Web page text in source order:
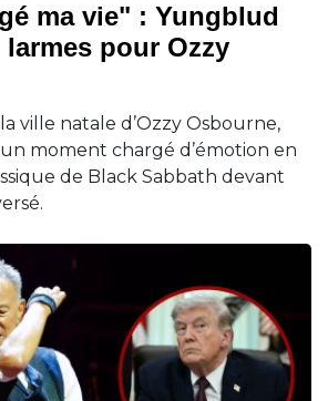
ma vie" : Yungblud
pour Ozzy
ville natale d’Ozzy Osbourne,
moment chargé d’émotion en
de Black Sabbath devant